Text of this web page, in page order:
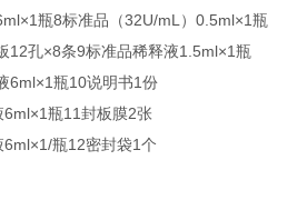
瓶8标准品（32U/mL） 0.5ml×1瓶
12孔×8条9标准品稀释液1.5ml×1瓶
6ml×1瓶10说明书1份
6ml×1瓶11封板膜2张
6ml×1/瓶12密封袋1个